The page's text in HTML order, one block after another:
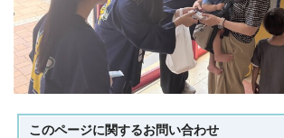
このページに関するお問い合わせ